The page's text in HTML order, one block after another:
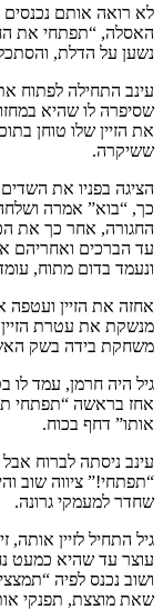
לא רואה אותם נכנסים
האסלה, “תפתחי את
נשען על הדלת,
עינב התחילה לפתוח
שסיפרה לו שהיא
את הזיין שלו טוחן
ששיקרה.
הציגה בפניו את השדים
כך, “בוא” אמרה
החגורה, אחר כך את
עד הברכים ואחריהם
ונעמד בדום מתוח,
אחזה את הזיין ועטפה
מנשקת את עטרת
משחקת בידה בשק
גיל היה חרמן, עמד לו
אחז בראשה “תפתחי
אותו” דחף בכוח.
עינב ניסתה לברוח
“תפתחי!” ציווה שוב
שחדר למעמקי גרונה.
גיל התחיל לזיין אותה,
עוצר עד שהיא כמעט
ושוב נכנס לפיה
שאת מוצצת, תפנקי